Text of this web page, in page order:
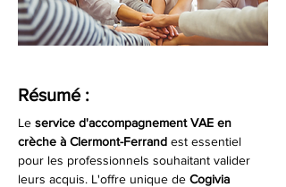
Résumé :
Le service d'accompagnement VAE en
crèche à Clermont-Ferrand est essentiel
pour les professionnels souhaitant valider
leurs acquis. L'offre unique de Cogivia